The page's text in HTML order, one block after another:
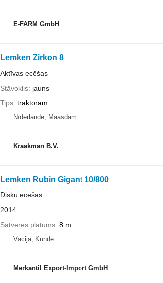
E-FARM GmbH
Lemken Zirkon 8
Aktīvas ecēšas
Stāvoklis jauns
Tips traktoram
Nīderlande, Maasdam
Kraakman B.V.
Lemken Rubin Gigant 10/800
Disku ecēšas
2014
Satveres platums 8 m
Vācija, Kunde
Merkantil Export-Import GmbH